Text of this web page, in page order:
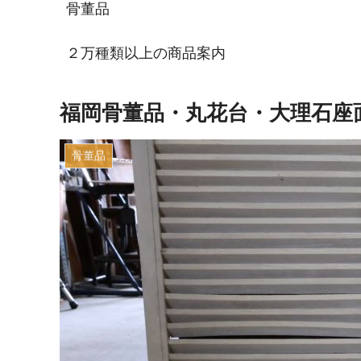
骨董品
２万種類以上の商品案内
福岡骨董品・丸花台・大理石座
骨董品